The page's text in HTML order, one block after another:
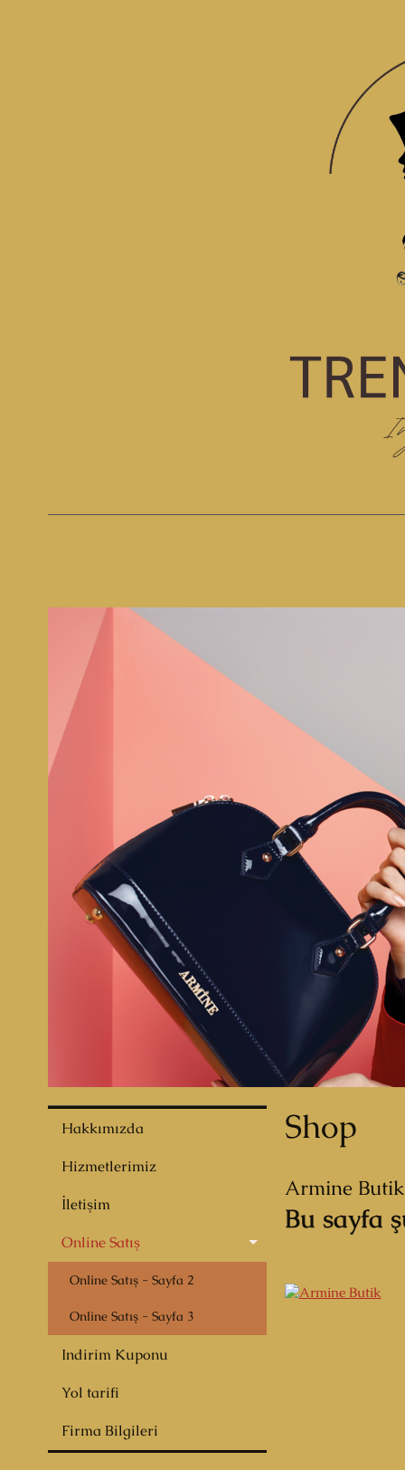
Shop
Armine
Bu sayfa
Hakkımızda
Hizmetlerimiz
İletişim
Online Satış
Online Satış - Sayfa 2
Online Satış - Sayfa 3
Indirim Kuponu
Yol tarifi
Firma Bilgileri